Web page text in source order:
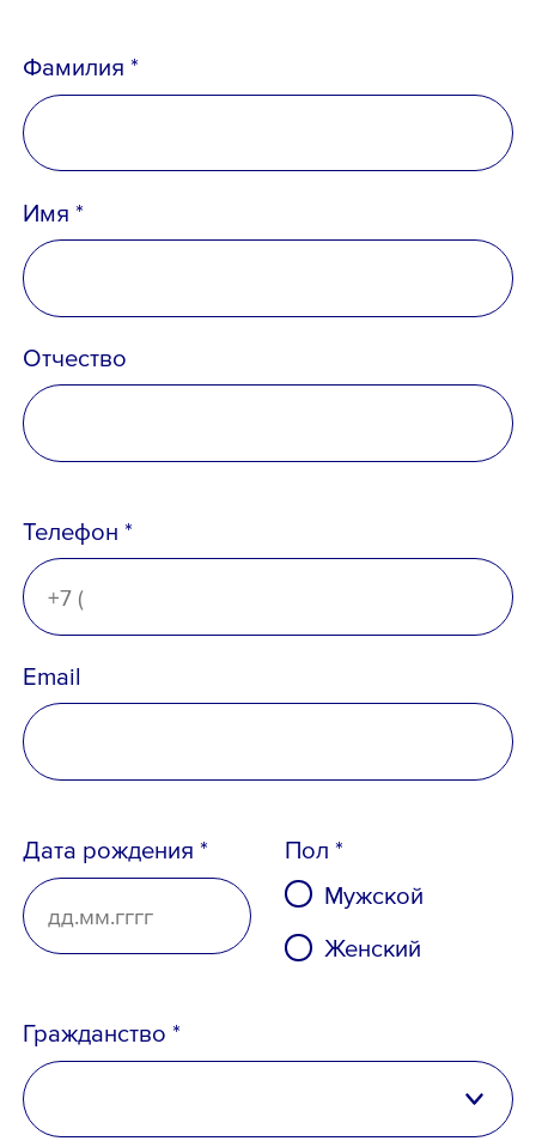
Фамилия *
Имя *
Отчество
Телефон *
Email
Дата рождения *
Пол *
Мужской
Женский
Гражданство *